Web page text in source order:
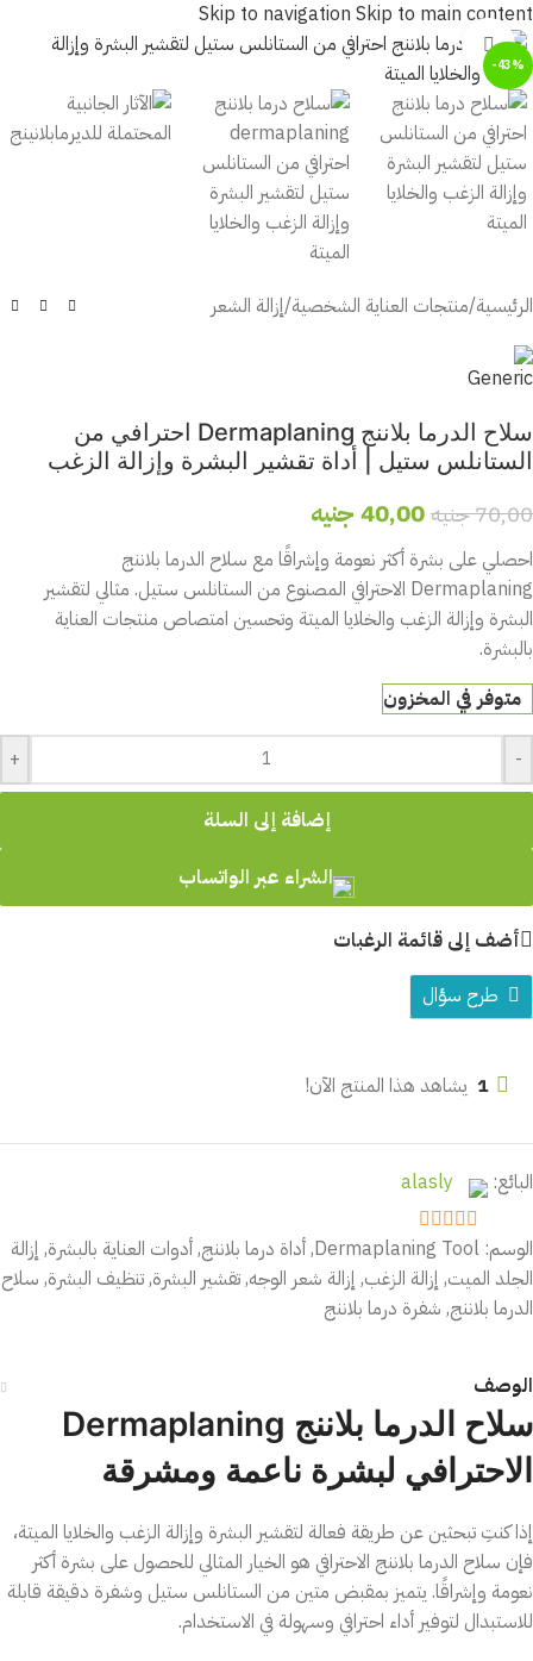
Skip to navigation Skip to main content
-43%
أضغط للتكبير
الرئيسية/منتجات العناية الشخصية/إزالة الشعر
سلاح الدرما بلاننج Dermaplaning احترافي من
الستانلس ستيل | أداة تقشير البشرة وإزالة الزغب
70,00جنيه40,00جنيه
احصلي على بشرة أكثر نعومة وإشراقًا مع سلاح الدرما بلاننج
Dermaplaning الاحترافي المصنوع من الستانلس ستيل. مثالي لتقشير
البشرة وإزالة الزغب والخلايا الميتة وتحسين امتصاص منتجات العناية
بالبشرة.
متوفر في المخزون
-
+
إضافة إلى السلة
الشراء عبر الواتساب
أضف إلى قائمة الرغبات
طرح سؤال
1 يشاهد هذا المنتج الآن!
البائع: alasly
5
out of 5
الوسم: Dermaplaning Tool
,أداة درما بلاننج,أدوات العناية بالبشرة, إزالة
الجلد الميت, إزالة الزغب, إزالة شعر الوجه,تقشير البشرة,تنظيف البشرة, سلاح
الدرما بلاننج, شفرة درما بلاننج
الوصف
سلاح الدرما بلاننج Dermaplaning
الاحترافي لبشرة ناعمة ومشرقة
إذا كنتِ تبحثين عن طريقة فعالة لتقشير البشرة وإزالة الزغب والخلايا الميتة،
فإن سلاح الدرما بلاننج الاحترافي هو الخيار المثالي للحصول على بشرة أكثر
نعومة وإشراقًا. يتميز بمقبض متين من الستانلس ستيل وشفرة دقيقة قابلة
للاستبدال لتوفير أداء احترافي وسهولة في الاستخدام.